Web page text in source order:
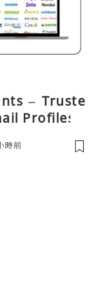
– Truste
Profiles
時前